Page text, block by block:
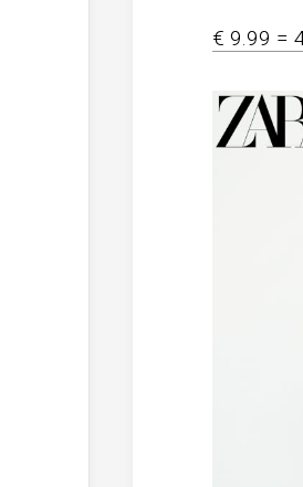
€ 9.99 =